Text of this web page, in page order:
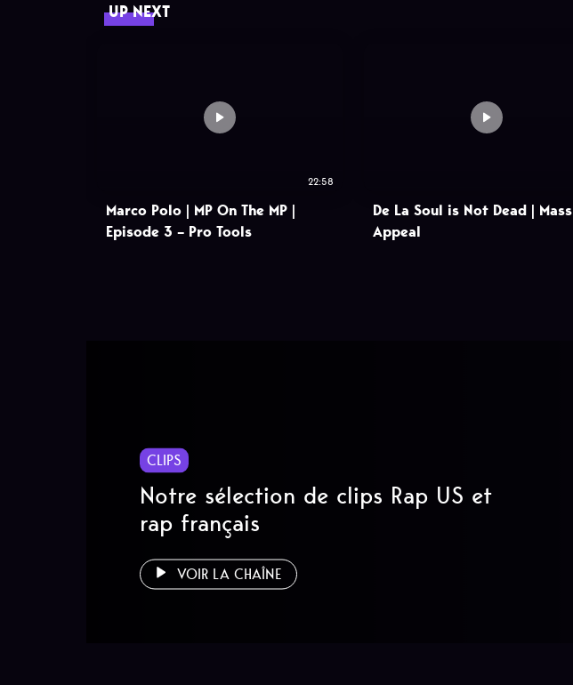
UP NEXT
22:58
Marco Polo | MP On The MP |
Episode 3 – Pro Tools
De La Soul is Not Dead | Mass
Appeal
CLIPS
Notre sélection de clips Rap US et
rap français
VOIR LA CHAÎNE